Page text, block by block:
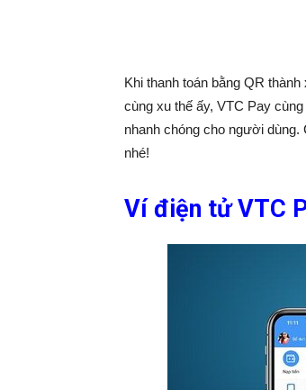
Khi thanh toán bằng QR
cùng xu thế ấy, VTC Pay
nhanh chóng cho người
nhé!
Ví điện tử VTC